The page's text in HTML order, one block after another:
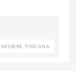
,TOSCANA